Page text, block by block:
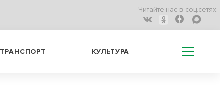
Читайте нас в соц.сетях:
ТРАНСПОРТ КУЛЬТУРА